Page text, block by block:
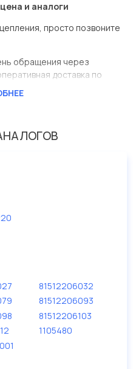
и аналоги
просто позвоните
обращения через
доставка по
убедитесь сами.
колодки тормозные
TRUCKTEC.
81512206032
81512206093
81512206103
1105480